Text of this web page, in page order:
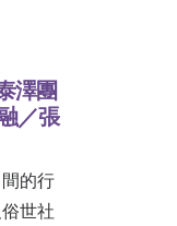
澤團
／張
的行
世社